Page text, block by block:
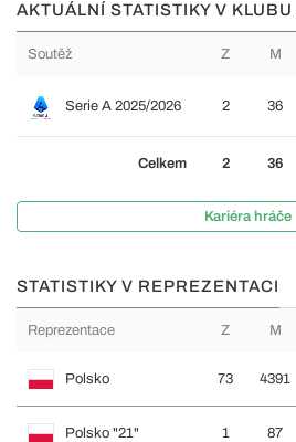
AKTUÁLNÍ STATISTIKY V
Soutěž Z M
Serie A 2025/2026 2 36
Celkem 2 36
Kariéra hráče
STATISTIKY V REPREZENTACI
Reprezentace Z M
Polsko 73 4391
Polsko "21" 1 87